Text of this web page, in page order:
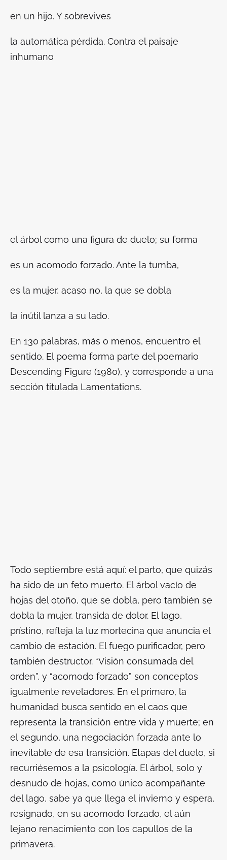
en un hijo. Y sobrevives
la automática pérdida. Contra el paisaje
inhumano
el árbol como una figura de duelo; su forma
es un acomodo forzado. Ante la tumba,
es la mujer, acaso no, la que se dobla
la inútil lanza a su lado.
En 130 palabras, más o menos, encuentro el
sentido. El poema forma parte del poemario
Descending Figure (1980), y corresponde a una
sección titulada Lamentations.
Todo septiembre está aquí: el parto, que quizás
ha sido de un feto muerto. El árbol vacío de
hojas del otoño, que se dobla, pero también se
dobla la mujer, transida de dolor. El lago,
prístino, refleja la luz mortecina que anuncia el
cambio de estación. El fuego purificador, pero
también destructor. “Visión consumada del
orden”, y “acomodo forzado” son conceptos
igualmente reveladores. En el primero, la
humanidad busca sentido en el caos que
representa la transición entre vida y muerte; en
el segundo, una negociación forzada ante lo
inevitable de esa transición. Etapas del duelo, si
recurriésemos a la psicología. El árbol, solo y
desnudo de hojas, como único acompañante
del lago, sabe ya que llega el invierno y espera,
resignado, en su acomodo forzado, el aún
lejano renacimiento con los capullos de la
primavera.